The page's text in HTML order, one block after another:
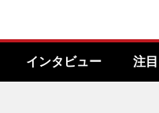
インタビュー 注